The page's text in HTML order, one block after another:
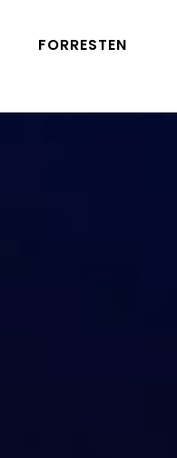
FORRESTEN